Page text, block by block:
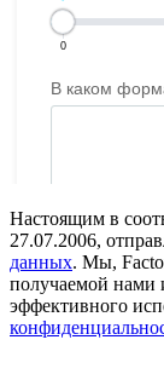
Настоящим в
27.07.2006,
данных. Мы,
получаемой нами
эффективного